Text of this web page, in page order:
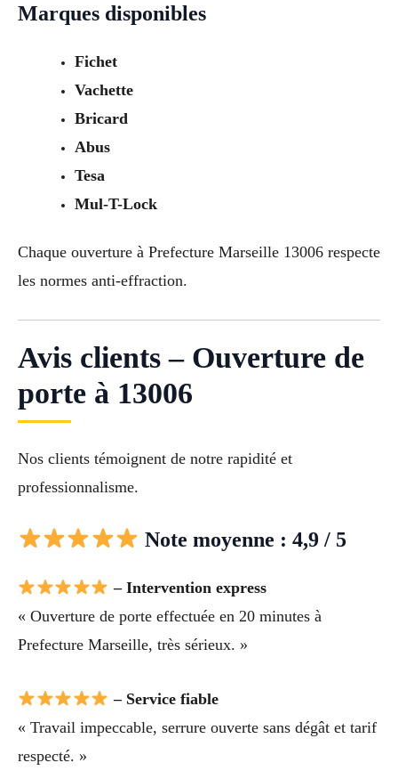
Marques disponibles
Fichet
Vachette
Bricard
Abus
Tesa
Mul-T-Lock
Chaque ouverture à Prefecture Marseille 13006 respecte
les normes anti-effraction.
Avis clients – Ouverture de
porte à 13006
Nos clients témoignent de notre rapidité et
professionnalisme.
Note moyenne : 4,9 / 5
– Intervention express
« Ouverture de porte effectuée en 20 minutes à
Prefecture Marseille, très sérieux. »
– Service fiable
« Travail impeccable, serrure ouverte sans dégât et tarif
respecté. »